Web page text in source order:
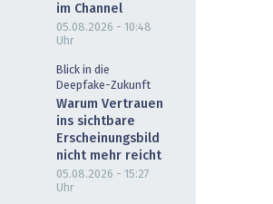
im Channel
05.08.2026 - 10:48
Uhr
Blick in die
Deepfake-Zukunft
Warum Vertrauen
ins sichtbare
Erscheinungsbild
nicht mehr reicht
05.08.2026 - 15:27
Uhr